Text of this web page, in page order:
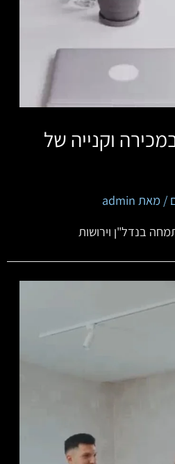
וקנייה של
/ מאת admin
בנדל"ן וירושות